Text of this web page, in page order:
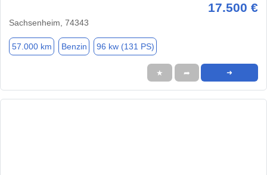
17.500 €
Sachsenheim, 74343
57.000 km Benzin 96 kw (131 PS)
★ ➦ ➜